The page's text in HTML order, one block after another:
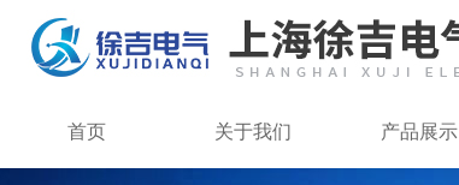
首页 关于我们 产品展示